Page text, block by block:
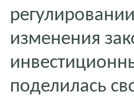
изменения
поделилась